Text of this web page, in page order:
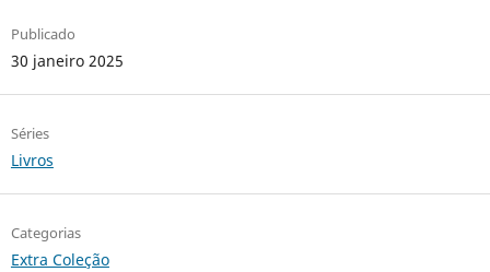
Publicado
30 janeiro 2025
Séries
Livros
Categorias
Extra Coleção